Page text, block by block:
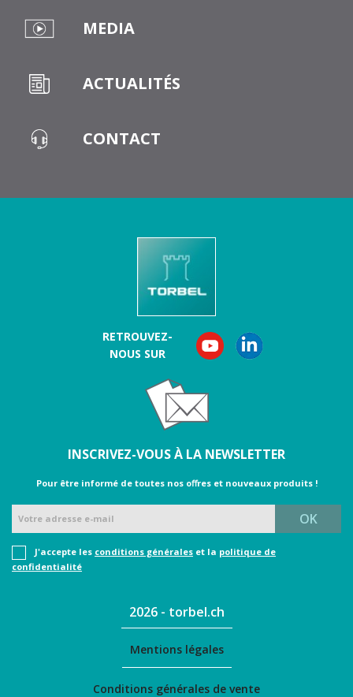
MEDIA
ACTUALITÉS
CONTACT
RETROUVEZ-
NOUS SUR
INSCRIVEZ-VOUS À LA NEWSLETTER
Pour être informé de toutes nos oﬀres et nouveaux produits !
J'accepte les conditions générales et la politique de
confidentialité
2026 - torbel.ch
Mentions légales
Conditions générales de vente